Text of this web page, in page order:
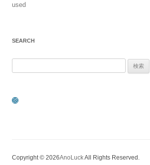
used
SEARCH
Instagram
Copyright © 2026AnoLuckAll Rights Reserved.